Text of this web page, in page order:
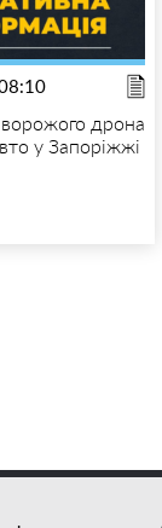
дрона
у Запоріжжі